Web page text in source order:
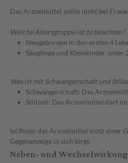
Das Arzneimittel sollte nicht bei
Welche Altersgruppe ist zu beachten?
Neugeborene in den ersten 4
Säuglinge und Kleinkinder unter
Was ist mit Schwangerschaft und
Schwangerschaft: Das
Stillzeit: Das Arzneimittel darf
Ist Ihnen das Arzneimittel trotz einer
Gegenanzeige in sich birgt.
Neben- und